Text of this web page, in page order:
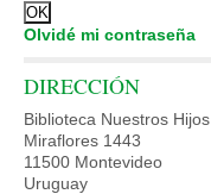
Olvidé mi contraseña
DIRECCIÓN
Biblioteca Nuestros Hijos
Miraflores 1443
11500 Montevideo
Uruguay